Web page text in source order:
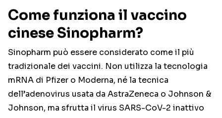
Come funziona il vaccino
cinese Sinopharm?
Sinopharm può essere considerato come il più
tradizionale dei vaccini. Non utilizza la tecnologia
mRNA di Pfizer o Moderna, né la tecnica
dell’adenovirus usata da AstraZeneca o Johnson &
Johnson, ma sfrutta il virus SARS-CoV-2 inattivo